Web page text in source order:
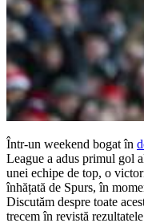
Într-un weekend bogat în
League a adus primul gol
unei echipe de top, o
înhățată de Spurs, în
Discutăm despre toate
trecem în revistă